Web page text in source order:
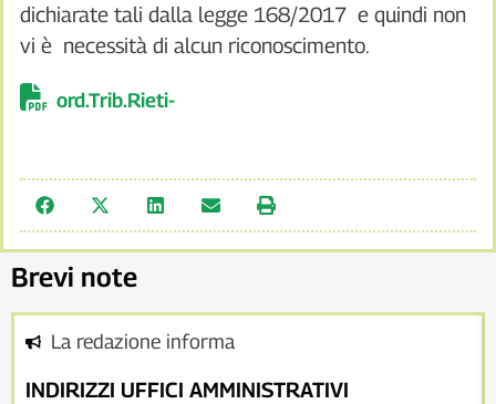
dichiarate tali dalla legge 168/2017 e quindi non
vi è necessità di alcun riconoscimento.
ord.Trib.Rieti-
Brevi note
La redazione informa
INDIRIZZI UFFICI AMMINISTRATIVI